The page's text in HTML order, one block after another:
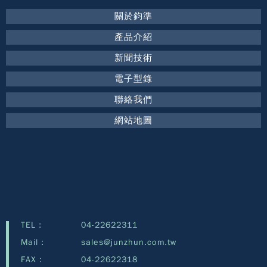
關於鈞準
產品介紹
新聞技術
電子型錄
聯絡我們
網站地圖
TEL :
04-22622311
Mail :
sales@junzhun.com.tw
FAX :
04-22622318